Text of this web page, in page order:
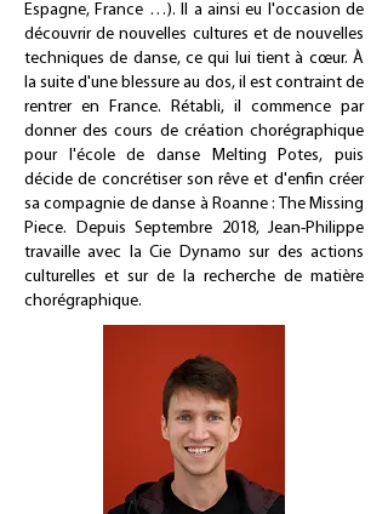
Espagne, France …). Il a ainsi eu l'occasion de
découvrir de nouvelles cultures et de nouvelles
techniques de danse, ce qui lui tient à cœur. À
la suite d'une blessure au dos, il est contraint de
rentrer en France. Rétabli, il commence par
donner des cours de création chorégraphique
pour l'école de danse Melting Potes, puis
décide de concrétiser son rêve et d'enfin créer
sa compagnie de danse à Roanne : The Missing
Piece. Depuis Septembre 2018, Jean-Philippe
travaille avec la Cie Dynamo sur des actions
culturelles et sur de la recherche de matière
chorégraphique.